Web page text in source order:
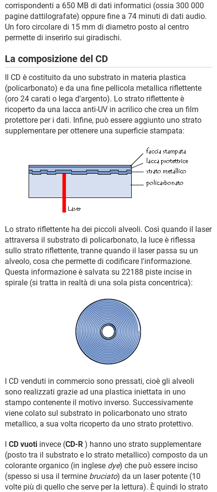
corrispondenti a 650 MB di dati informatici (ossia 300 000
pagine dattilografate) oppure fine a 74 minuti di dati audio.
Un foro circolare di 15 mm di diametro posto al centro
permette di inserirlo sui giradischi.
La composizione del CD
Il CD è costituito da uno substrato in materia plastica
(policarbonato) e da una fine pellicola metallica riflettente
(oro 24 carati o lega d'argento). Lo strato riflettente è
ricoperto da una lacca anti-UV in acrilico che crea un film
protettore per i dati. Infine, può essere aggiunto uno strato
supplementare per ottenere una superficie stampata:
Lo strato riflettente ha dei piccoli alveoli. Così quando il laser
attraversa il substrato di policarbonato, la luce è riflessa
sullo strato riflettente, tranne quando il laser passa su un
alveolo, cosa che permette di codificare l'informazione.
Questa informazione è salvata su 22188 piste incise in
spirale (si tratta in realtà di una sola pista concentrica):
I CD venduti in commercio sono pressati, cioè gli alveoli
sono realizzati grazie ad una plastica iniettata in uno
stampo contenente il motivo inverso. Successivamente
viene colato sul substrato in policarbonato uno strato
metallico, a sua volta ricoperto da uno strato protettivo.
I CD vuoti invece (CD-R ) hanno uno strato supplementare
(posto tra il substrato e lo strato metallico) composto da un
colorante organico (in inglese dye) che può essere inciso
(spesso si usa il termine bruciato) da un laser potente (10
volte più di quello che serve per la lettura). È quindi lo strato